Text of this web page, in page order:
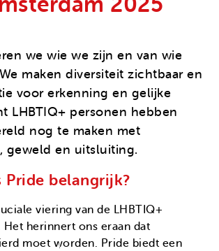
we wie we zijn en van wie
maken diversiteit zichtbaar en
voor erkenning en gelijke
LHBTIQ+ personen hebben
nog te maken met
geweld en uitsluiting.
Pride belangrijk?
viering van de LHBTIQ+
Het herinnert ons eraan dat
moet worden. Pride biedt een
voor activisten
vragen